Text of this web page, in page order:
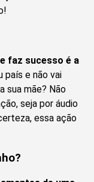
faz sucesso é a
país e não vai
sua mãe? Não
seja por áudio
essa ação